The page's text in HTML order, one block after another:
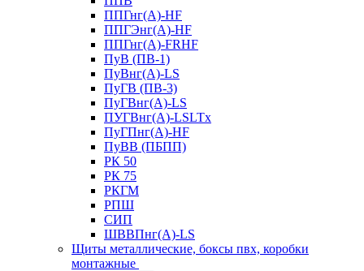
ППГнг(А)-HF
ППГЭнг(А)-HF
ППГнг(А)-FRHF
ПуВ (ПВ-1)
ПуВнг(А)-LS
ПуГВ (ПВ-3)
ПуГВнг(А)-LS
ПУГВнг(А)-LSLTx
ПуГПнг(А)-HF
ПуВВ (ПБПП)
РК 50
РК 75
РКГМ
РПШ
СИП
ШВВПнг(А)-LS
Щиты металлические, боксы пвх, коробки
монтажные